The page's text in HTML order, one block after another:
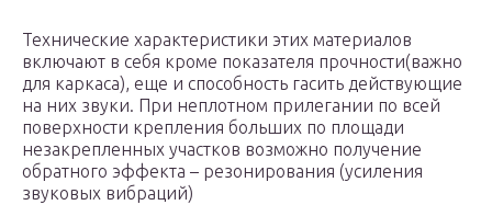
Технические характеристики этих материалов
включают в себя кроме показателя прочности(важно
для каркаса), еще и способность гасить действующие
на них звуки. При неплотном прилегании по всей
поверхности крепления больших по площади
незакрепленных участков возможно получение
обратного эффекта – резонирования (усиления
звуковых вибраций)